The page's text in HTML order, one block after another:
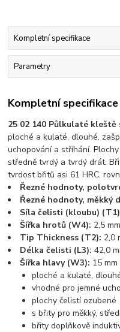
Kompletní specifikace
Parametry
Kompletní specifikace
25 02 140 Půlkulaté kleště
ploché a kulaté, dlouhé,
uchopování a stříhání.
středně tvrdý a tvrdý drát.
tvrdost břitů asi 61 HRC.
Řezné hodnoty,
Řezné hodnoty, měkký
Síla čelisti (kloubu)
Šířka hrotů (W4): 2,5 mm
Tip Thickness (T2): 2,0
Délka čelisti (L3):42,0
Šířka hlavy (W3): 15 mm
ploché a kulaté,
vhodné pro jemné
plochy čelistí ozubené
s břity pro měkký,
břity doplňkově